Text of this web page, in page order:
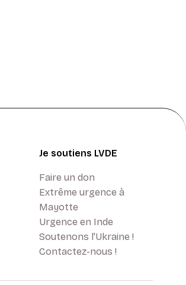
Je soutiens LVDE
Faire un don
Extrême urgence à
Mayotte
Urgence en Inde
Soutenons l'Ukraine !
Contactez-nous !